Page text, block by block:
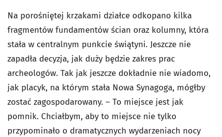
Na porośniętej krzakami działce odkopano kilka
fragmentów fundamentów ścian oraz kolumny, która
stała w centralnym punkcie świątyni. Jeszcze nie
zapadła decyzja, jak duży będzie zakres prac
archeologów. Tak jak jeszcze dokładnie nie wiadomo,
jak placyk, na którym stała Nowa Synagoga, mógłby
zostać zagospodarowany. – To miejsce jest jak
pomnik. Chciałbym, aby to miejsce nie tylko
przypominało o dramatycznych wydarzeniach nocy